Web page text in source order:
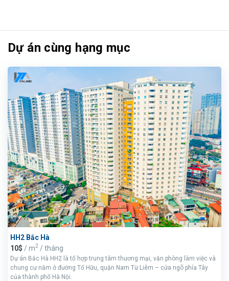
Dự án cùng hạng mục
HH2 Bắc Hà
10$ / m2 / tháng
Dự án Bắc Hà HH2 là tổ hợp trung tâm thương mại, văn phòng làm việc và
chung cư nằm ở đường Tố Hữu, quận Nam Từ Liêm – cửa ngõ phía Tây
của thành phố Hà Nội.